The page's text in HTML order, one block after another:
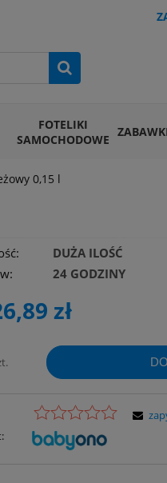
FOTELIKI
SAMOCHODOWE
0,15 l
DUŻA ILOŚĆ
24 GODZINY
zł